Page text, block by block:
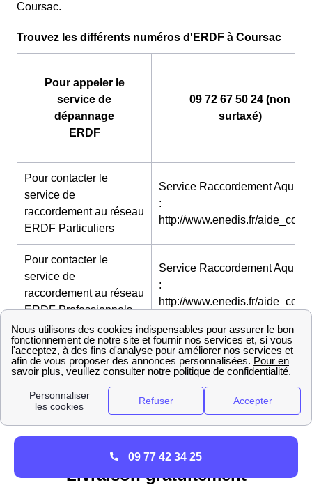
Coursac.
Trouvez les différents numéros d'ERDF à Coursac
Pour appeler le
service de
dépannage
ERDF
09 72 67 50 24 (non
surtaxé)
Pour contacter le
service de
raccordement au réseau
ERDF Particuliers
Service Raccordement
:
http://www.enedis.fr/
Pour contacter le
service de
raccordement au réseau
ERDF Professionnels
Service Raccordement
:
http://www.enedis.fr/
👉 Pour en savoir plus sur l'ensemble des possibilités
disponibles pour joindre ErDF prenez le temps de
Comment trouver son numéro de point de livraison
09 77 42 34 25